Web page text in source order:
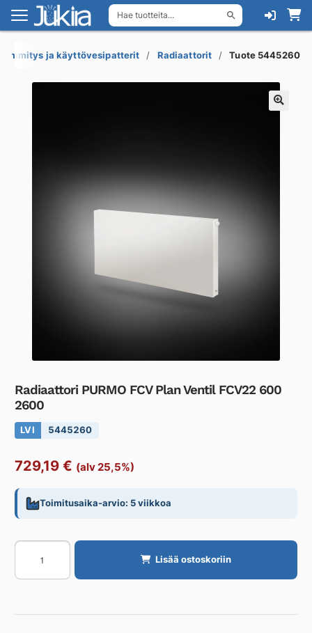
Hae tuotteita...
Siirry
navigointiin
Siirry
sisältöön
ja käyttövesipatterit Radiaattorit Tuote 5445260
Radiaattori PURMO FCV Plan Ventil FCV22 600
2600
LVI 5445260
729,19 € (alv 25,5%)
Toimitusaika-arvio: 5 viikkoa
Radiaattori
PURMO
FCV
Ventil
Lisää ostoskoriin